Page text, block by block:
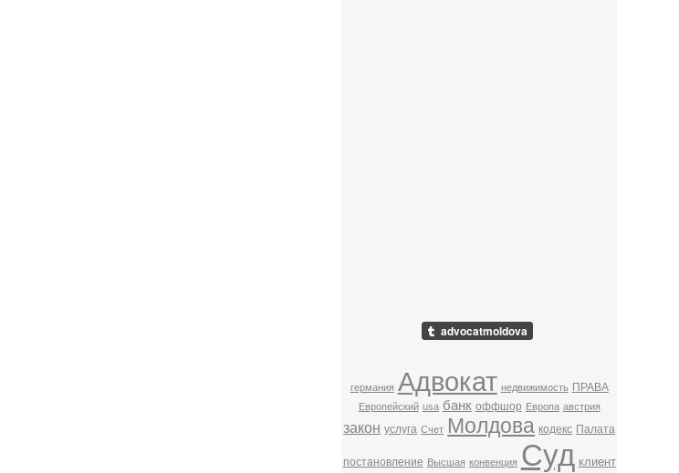
германия Адвокат недвижимость ПРАВА
Европейский usa банк оффшор Европа австрия
закон услуга Счет Молдова кодекс Палата
постановление Высшая конвенция Суд клиент